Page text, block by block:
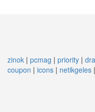
zinok | pcmag | priority |
coupon | icons | netikgeles |